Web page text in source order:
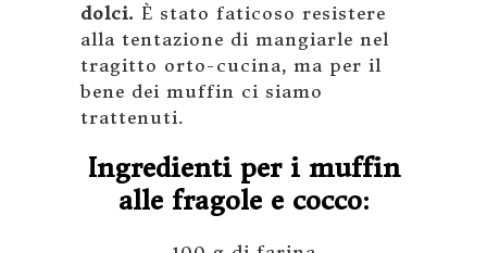
dolci. È stato faticoso resistere
alla tentazione di mangiarle nel
tragitto orto-cucina, ma per il
bene dei muffin ci siamo
trattenuti.
Ingredienti per i muffin
alle fragole e cocco: